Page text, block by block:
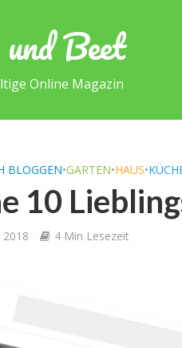
Beet
Online Magazin
BLOGGEN•GARTEN•HAUS•
10
2018 4 Min Lesezeit